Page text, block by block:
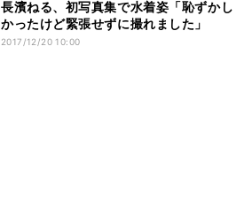
長濱ねる、初写真集で水着姿「恥ずかし
かったけど緊張せずに撮れました」
2017/12/20 10:00